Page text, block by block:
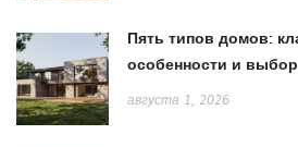
Пять типов домов:
особенности и
августа 1, 2026